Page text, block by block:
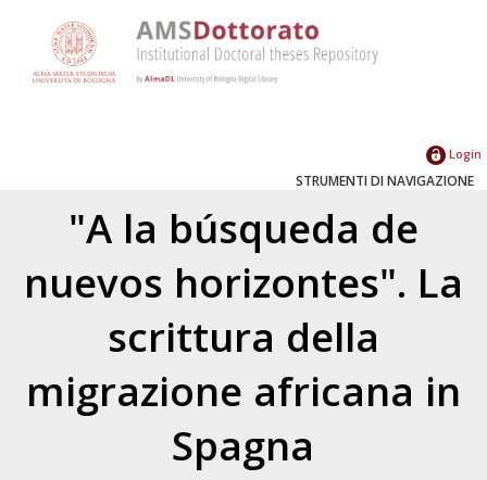
Login
STRUMENTI DI NAVIGAZIONE
"A la búsqueda de
nuevos horizontes". La
scrittura della
migrazione africana in
Spagna